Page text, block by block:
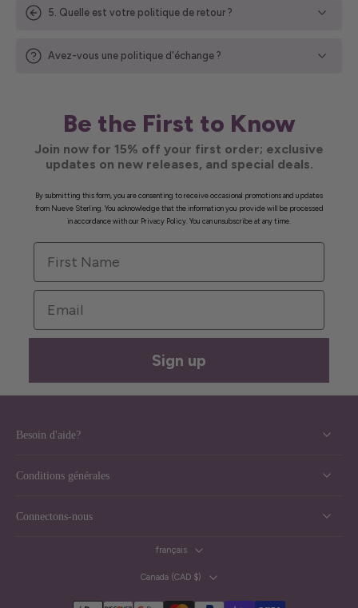
5. Quelle est votre politique de retour ?
Avez-vous une politique d'échange ?
Be the First to Know
Join now for 15% off your first order; exclusive
updates on new releases, and special deals.
By submitting this form, you are consenting to receive occasional promotions and updates
from Nueve Sterling. You acknowledge that the information you provide will be processed
in accordance with our Privacy Policy. You can unsubscribe at any time.
First Name
Email
Sign up
Besoin d'aide?
Conditions générales
Connectons-nous
français
Canada ‎(CAD $)‎